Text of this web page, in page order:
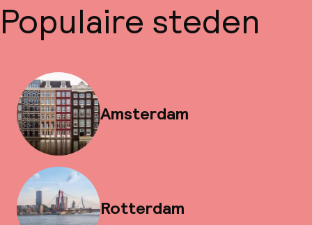
Populaire steden
Amsterdam
Rotterdam